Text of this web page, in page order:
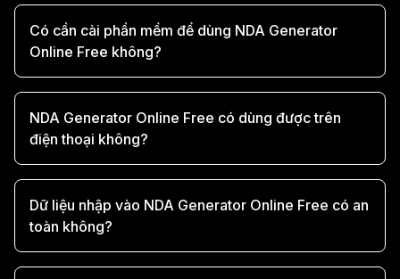
Có cần cài phần mềm để dùng NDA Generator
Online Free không?
NDA Generator Online Free có dùng được trên
điện thoại không?
Dữ liệu nhập vào NDA Generator Online Free có an
toàn không?